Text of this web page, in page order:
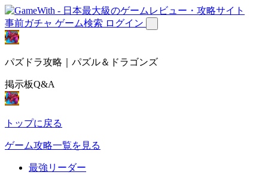
事前ガチャ ゲーム検索 ログイン
パズドラ攻略｜パズル＆ドラゴンズ
掲示板Q&A
トップに戻る
ゲーム攻略一覧を見る
最強リーダー